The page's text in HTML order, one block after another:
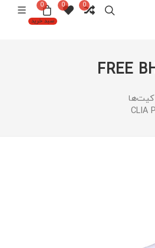
0
0
سبد خرید
0
کیت‌ها